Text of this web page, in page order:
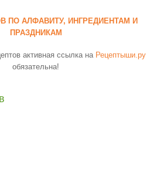
ПО АЛФАВИТУ, ИНГРЕДИЕНТАМ И
ПРАЗДНИКАМ
активная ссылка на Рецептыши.ру
обязательна!